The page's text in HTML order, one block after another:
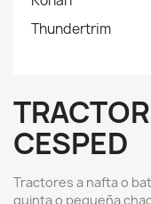
Thundertrim
CESPED
Tractores a nafta o
quinta o pequeña